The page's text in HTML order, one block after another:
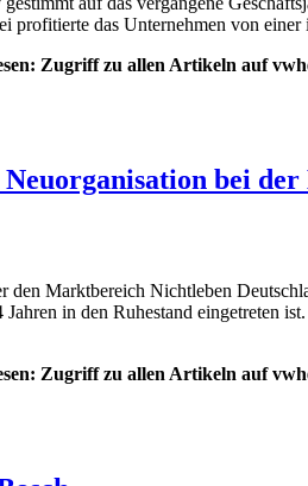
profitierte das Unternehmen von
Zugriff zu allen Artikeln auf
bei der
den Marktbereich Nichtleben
in den Ruhestand eingetreten
Zugriff zu allen Artikeln auf